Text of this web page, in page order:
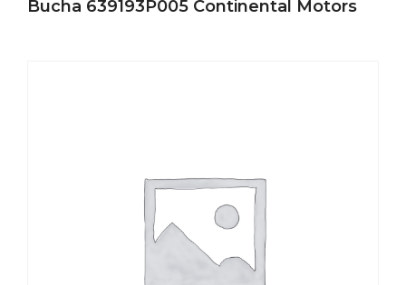
Bucha 639193P005 Continental Motors